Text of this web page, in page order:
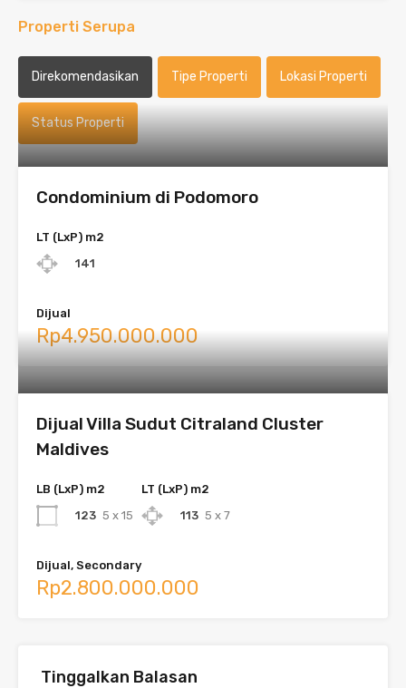
Properti Serupa
Direkomendasikan Tipe Properti Lokasi Properti
Status Properti
Condominium di Podomoro
LT (LxP) m2
141
Dijual
Rp4.950.000.000
Dijual Villa Sudut Citraland Cluster
Maldives
LB (LxP) m2
123 5 x 15
LT (LxP) m2
113 5 x 7
Dijual, Secondary
Rp2.800.000.000
Tinggalkan Balasan